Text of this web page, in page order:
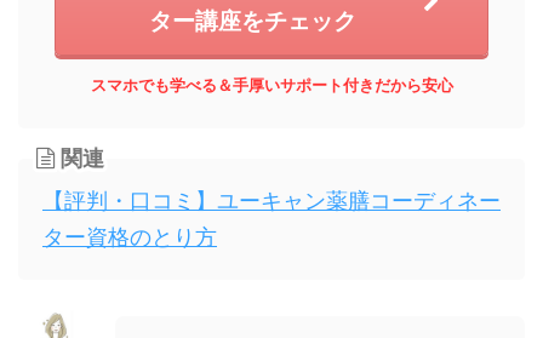
ター講座をチェック
スマホでも学べる＆手厚いサポート付きだから安心
関連
【評判・口コミ】ユーキャン薬膳コーディネー
ター資格のとり方